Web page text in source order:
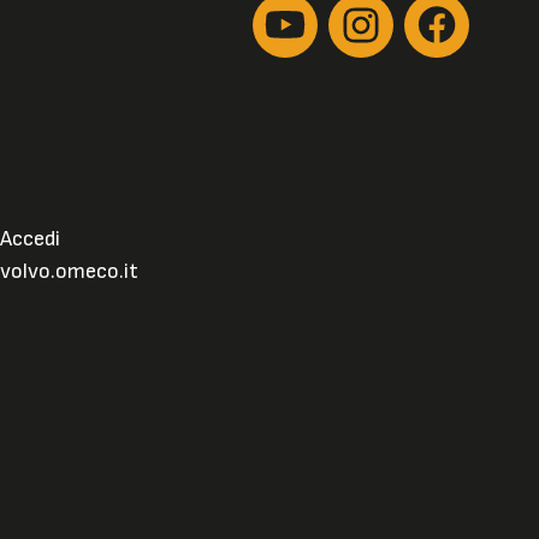
Accedi
volvo.omeco.it